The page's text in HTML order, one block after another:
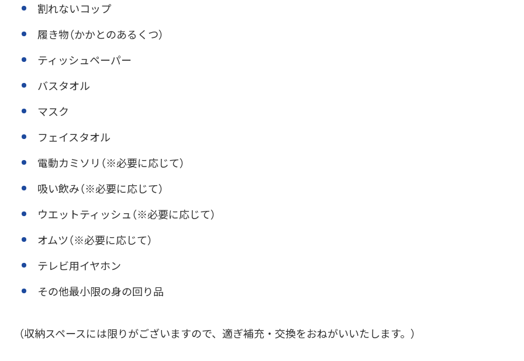
割れないコップ
履き物（かかとのあるくつ）
ティッシュペーパー
バスタオル
マスク
フェイスタオル
電動カミソリ（※必要に応じて）
吸い飲み（※必要に応じて）
ウエットティッシュ（※必要に応じて）
オムツ（※必要に応じて）
テレビ用イヤホン
その他最小限の身の回り品
（収納スペースには限りがございますので、適ぎ補充・交換をおねがいいたします。）